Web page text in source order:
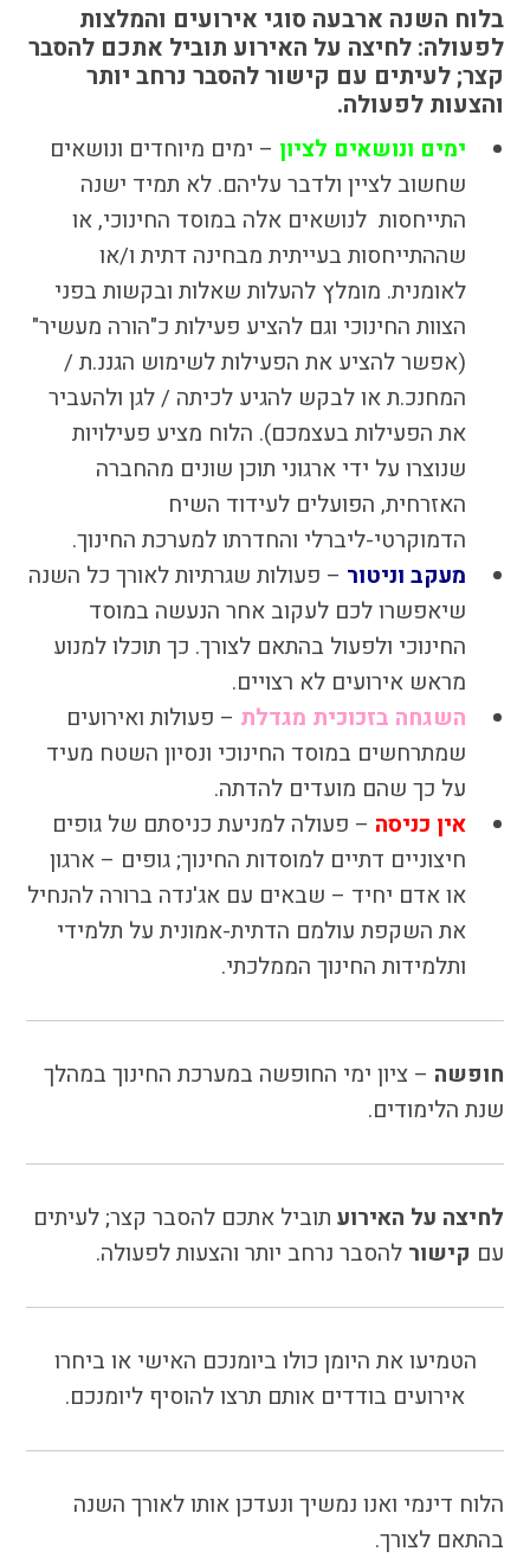
הצטרפות והתנדבות
הרשמה לעדכונים
הפורום החילוני
בפייסבוק
בלוח השנה ארבעה סוגי אירועים והמלצות
לפעולה:לחיצה על האירוע תוביל אתכם להסבר
קצר; לעיתים עם קישורלהסבר נרחב יותר
והצעות לפעולה.
ימים ונושאים לציון – ימים מיוחדים ונושאים
שחשוב לציין ולדבר עליהם. לא תמיד ישנה
התייחסות לנושאים אלה במוסד החינוכי, או
שההתייחסות בעייתית מבחינה דתית ו/או
לאומנית. מומלץ להעלות שאלות ובקשות בפני
הצוות החינוכי וגם להציע פעילות כ"הורה מעשיר"
(אפשר להציע את הפעילות לשימוש הגננ.ת /
המחנכ.ת או לבקש להגיע לכיתה / לגן ולהעביר
את הפעילות בעצמכם). הלוח מציע פעילויות
שנוצרו על ידי ארגוני תוכן שונים מהחברה
האזרחית, הפועלים לעידוד השיח
הדמוקרטי-ליברלי והחדרתו למערכת החינוך.
מעקב וניטור – פעולות שגרתיות לאורך כל השנה
שיאפשרו לכם לעקוב אחר הנעשה במוסד
החינוכי ולפעול בהתאם לצורך. כך תוכלו למנוע
מראש אירועים לא רצויים.
השגחה בזכוכית מגדלת – פעולות ואירועים
שמתרחשים במוסד החינוכי ונסיון השטח מעיד
על כך שהם מועדים להדתה.
אין כניסה – פעולה למניעת כניסתם של גופים
חיצוניים דתיים למוסדות החינוך; גופים – ארגון
או אדם יחיד – שבאים עם אג'נדה ברורה להנחיל
את השקפת עולמם הדתית-אמונית על תלמידי
ותלמידות החינוך הממלכתי.
חופשה – ציון ימי החופשה במערכת החינוך במהלך
שנת הלימודים.
לחיצה על האירוע תוביל אתכם להסבר קצר; לעיתים
עם קישורלהסבר נרחב יותר והצעות לפעולה.
הטמיעו את היומן כולו ביומנכם האישי או ביחרו
אירועים בודדים אותם תרצו להוסיף ליומנכם.
הלוח דינמי ואנו נמשיך ונעדכן אותו לאורך השנה
בהתאם לצורך.